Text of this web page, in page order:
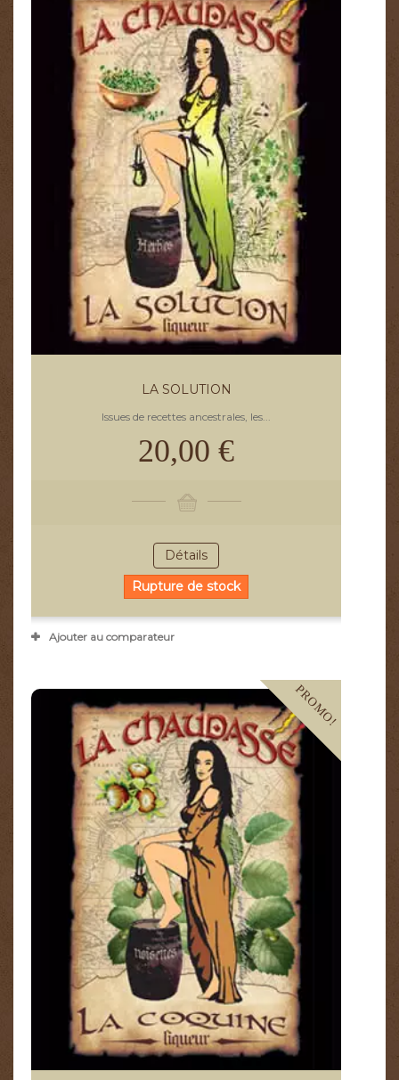
LA SOLUTION
Issues de recettes ancestrales, les...
20,00 €
Détails
Rupture de stock
Ajouter au comparateur
PROMO!